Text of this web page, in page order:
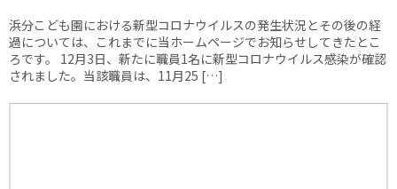
浜分こども園における新型コロナウイルスの発生状況とその後の経
過については、これまでに当ホームページでお知らせしてきたとこ
ろです。 12月3日、新たに職員1名に新型コロナウイルス感染が確認
されました。当該職員は、11月25 […]